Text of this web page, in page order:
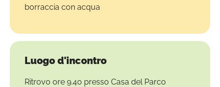
borraccia con acqua
Luogo d'incontro
Ritrovo ore 9.40 presso Casa del Parco